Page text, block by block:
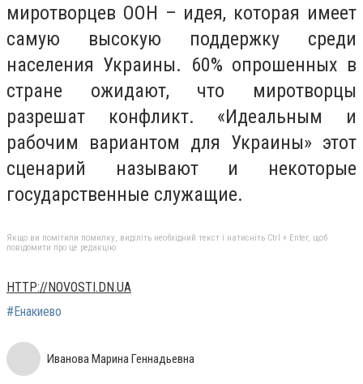
миротворцев ООН – идея, которая имеет
самую высокую поддержку среди
населения Украины. 60% опрошенных в
стране ожидают, что миротворцы
разрешат конфликт. «Идеальным и
рабочим вариантом для Украины» этот
сценарий называют и некоторые
государственные служащие.
Якщо ви помітили помилку, виділіть необхідний текст і натисніть Ctrl + Enter, щоб
повідомити про це редакцію
HTTP://NOVOSTI.DN.UA
#Енакиево
Иванова Марина Геннадьевна